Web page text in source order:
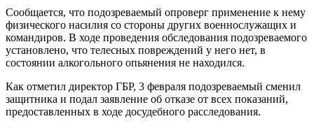
Сообщается, что подозреваемый опроверг применение к нему
физического насилия со стороны других военнослужащих и
командиров. В ходе проведения обследования подозреваемого
установлено, что телесных повреждений у него нет, в
состоянии алкогольного опьянения не находился.
Как отметил директор ГБР, 3 февраля подозреваемый сменил
защитника и подал заявление об отказе от всех показаний,
предоставленных в ходе досудебного расследования.